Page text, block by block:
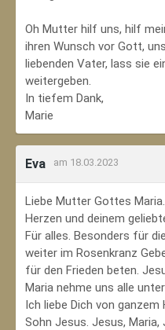
Oh Mutter hilf uns, hilf
ihren Wunsch vor Gott,
liebenden Vater, lass sie
weitergeben.
In tiefem Dank,
Marie
Eva am 18.03.2023
Liebe Mutter Gottes
Herzen und deinem
Für alles. Besonders für
weiter im Rosenkranz
für den Frieden beten.
Maria nehme uns alle
Ich liebe Dich von ganzem
Sohn Jesus. Jesus,